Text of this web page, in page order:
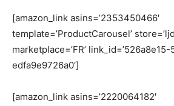
[amazon_link asins=’2353450466′
template=’ProductCarousel’
marketplace=’FR’
edfa9e9726a0′]
[amazon_link asins=’2220064182′